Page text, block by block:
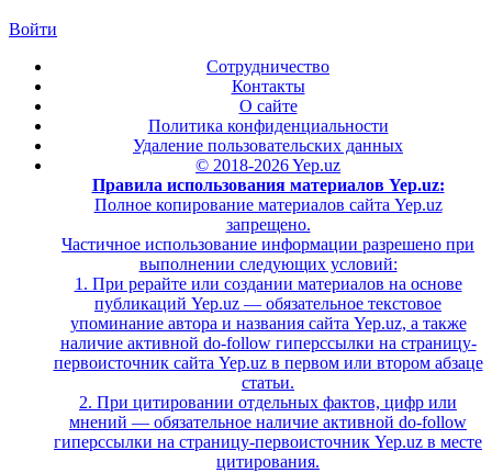
Войти
Сотрудничество
Контакты
О сайте
Политика конфиденциальности
Удаление пользовательских данных
© 2018-2026 Yep.uz
Правила использования материалов Yep.uz:
Полное копирование материалов сайта Yep.uz
запрещено.
Частичное использование информации разрешено при
выполнении следующих условий:
1. При рерайте или создании материалов на основе
публикаций Yep.uz — обязательное текстовое
упоминание автора и названия сайта Yep.uz, а также
наличие активной do-follow гиперссылки на страницу-
первоисточник сайта Yep.uz в первом или втором абзаце
статьи.
2. При цитировании отдельных фактов, цифр или
мнений — обязательное наличие активной do-follow
гиперссылки на страницу-первоисточник Yep.uz в месте
цитирования.